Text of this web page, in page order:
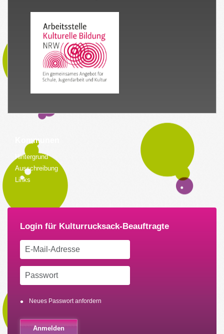
Kommunen
Hintergrund
Ausschreibung
Links
Neues Passwort anfordern